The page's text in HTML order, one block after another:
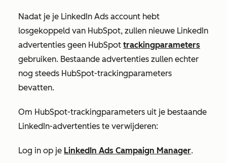
Nadat je je LinkedIn Ads account hebt
losgekoppeld van HubSpot, zullen nieuwe LinkedIn
advertenties geen HubSpot trackingparameters
gebruiken. Bestaande advertenties zullen echter
nog steeds HubSpot-trackingparameters
bevatten.
Om HubSpot-trackingparameters uit je bestaande
LinkedIn-advertenties te verwijderen:
Log in op je LinkedIn Ads Campaign Manager.